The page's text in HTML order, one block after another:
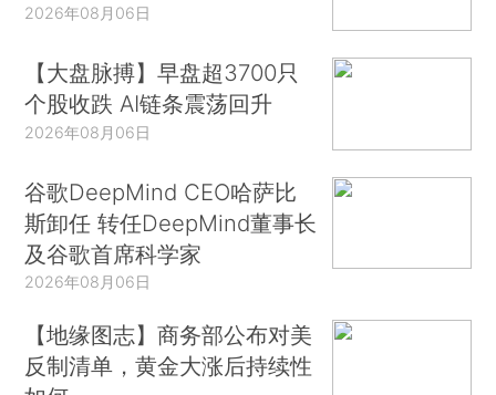
2026年08月06日
【大盘脉搏】早盘超3700只
个股收跌 AI链条震荡回升
2026年08月06日
谷歌DeepMind CEO哈萨比
斯卸任 转任DeepMind董事长
及谷歌首席科学家
2026年08月06日
【地缘图志】商务部公布对美
反制清单，黄金大涨后持续性